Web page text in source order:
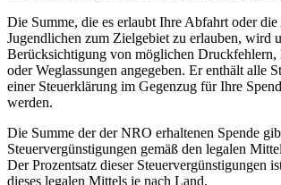
Die Summe, die es erlaubt Ihre Abfahrt oder
Jugendlichen zum Zielgebiet zu erlauben, wird
Berücksichtigung von möglichen Druckfehlern,
oder Weglassungen angegeben. Er enthält alle
einer Steuerklärung im Gegenzug für Ihre
werden.
Die Summe der der NRO erhaltenen Spende
Steuervergünstigungen gemäß den legalen
Der Prozentsatz dieser Steuervergünstigungen
dieses legalen Mittels je nach Land.